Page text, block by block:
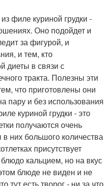
филе куриной грудки -
Оно подойдет и
за фигурой, и
и тем, кто
диеты в связи с
тракта. Полезны эти
что приготовлены они
и без использования
куриной грудки - это
получаются очень
них большого количества
присутствует
кальцием, но на вкус
блюде не виден и не
тут есть творог - ни за что